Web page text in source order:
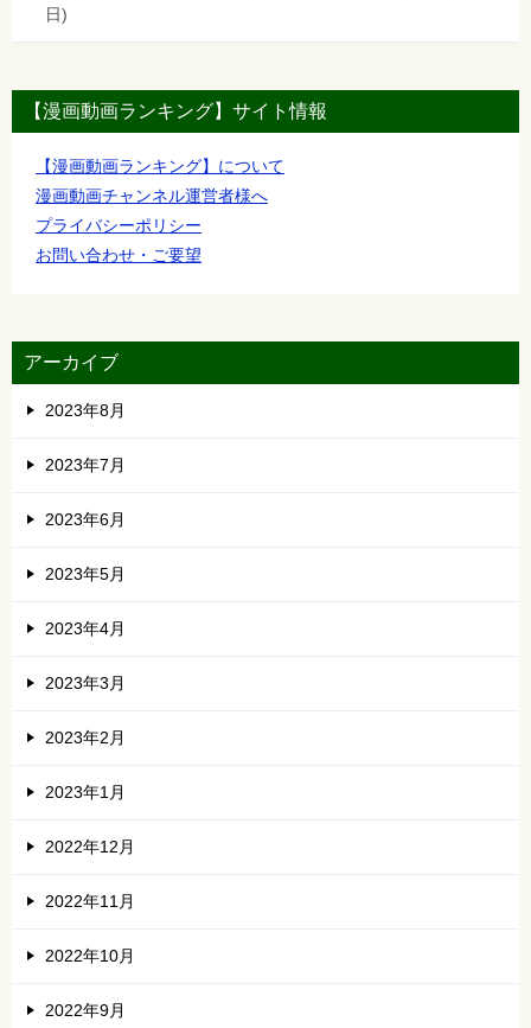
日
【漫画動画ランキング】サイト情報
【漫画動画ランキング】について
漫画動画チャンネル運営者様へ
プライバシーポリシー
お問い合わせ・ご要望
アーカイブ
2023年8月
2023年7月
2023年6月
2023年5月
2023年4月
2023年3月
2023年2月
2023年1月
2022年12月
2022年11月
2022年10月
2022年9月